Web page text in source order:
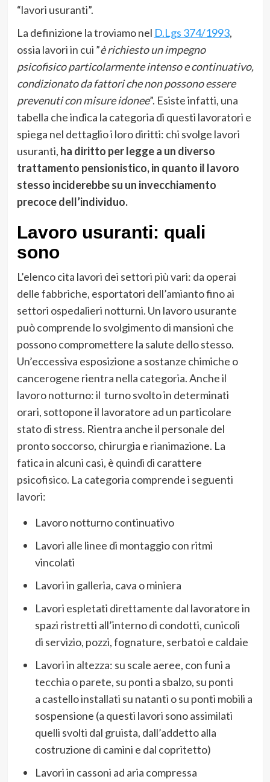
“lavori usuranti”.
La definizione la troviamo nel D.Lgs 374/1993,
ossia lavori in cui ”è richiesto un impegno
psicofisico particolarmente intenso e continuativo,
condizionato da fattori che non possono essere
prevenuti con misure idonee”. Esiste infatti, una
tabella che indica la categoria di questi lavoratori e
spiega nel dettaglio i loro diritti: chi svolge lavori
usuranti, ha diritto per legge a un diverso
trattamento pensionistico, in quanto il lavoro
stesso inciderebbe su un invecchiamento
precoce dell’individuo.
Lavoro usuranti: quali
sono
L’elenco cita lavori dei settori più vari: da operai
delle fabbriche, esportatori dell’amianto fino ai
settori ospedalieri notturni. Un lavoro usurante
può comprende lo svolgimento di mansioni che
possono compromettere la salute dello stesso.
Un’eccessiva esposizione a sostanze chimiche o
cancerogene rientra nella categoria. Anche il
lavoro notturno: il turno svolto in determinati
orari, sottopone il lavoratore ad un particolare
stato di stress. Rientra anche il personale del
pronto soccorso, chirurgia e rianimazione. La
fatica in alcuni casi, è quindi di carattere
psicofisico. La categoria comprende i seguenti
lavori:
Lavoro notturno continuativo
Lavori alle linee di montaggio con ritmi
vincolati
Lavori in galleria, cava o miniera
Lavori espletati direttamente dal lavoratore in
spazi ristretti all’interno di condotti, cunicoli
di servizio, pozzi, fognature, serbatoi e caldaie
Lavori in altezza: su scale aeree, con funi a
tecchia o parete, su ponti a sbalzo, su ponti
a castello installati su natanti o su ponti mobili a
sospensione (a questi lavori sono assimilati
quelli svolti dal gruista, dall’addetto alla
costruzione di camini e dal copritetto)
Lavori in cassoni ad aria compressa